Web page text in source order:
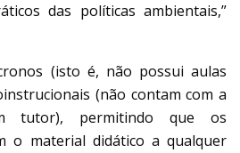
das políticas ambientais,”
(isto é, não possui aulas
(não contam com a
tutor), permitindo que os
o material didático a qualquer